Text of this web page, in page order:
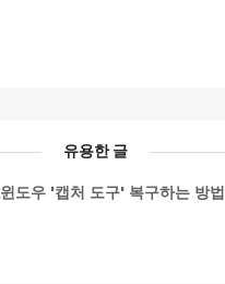
유용한 글
윈도우 '캡처 도구' 복구하는 방법